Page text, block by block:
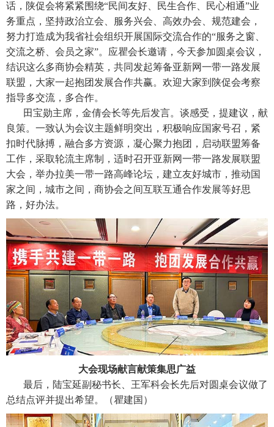
话，陕促会将紧紧围绕“民间友好、民生合作、民心相通”业
务重点，坚持政治立会、服务兴会、高效办会、规范建会，
努力打造成为我省社会组织开展国际交流合作的“服务之窗、
交流之桥、会员之家”。应瞿会长邀请，今天参加圆桌会议，
结识这么多商协会精英，共同发起筹备亚新网一带一路发展
联盟，大家一起抱团发展合作共赢。欢迎大家到陕促会考察
指导多交流，多合作。
田宝勋主席，金倩会长等先后发言。谈感受，提建议，献
良策。一致认为会议主题鲜明突出，积极响应国家号召，紧
扣时代脉搏，融合多方资源，凝心聚力抱团，启动联盟筹备
工作，采取轮流主席制，适时召开亚新网一带一路发展联盟
大会，举办拉美一带一路高峰论坛，建立友好城市，推动国
家之间，城市之间，商协会之间互联互通合作发展等好思
路，好办法。
大会现场献言献策集思广益
最后，陆宝延副秘书长、王军科会长先后对圆桌会议做了
总结点评并提出希望。（瞿建国）